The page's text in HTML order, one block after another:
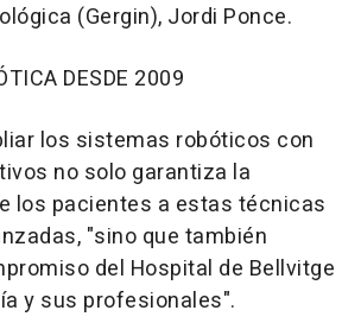
(Gergin), Jordi Ponce.
DESDE 2009
los sistemas robóticos con
no solo garantiza la
los pacientes a estas técnicas
"sino que también
del Hospital de Bellvitge
y sus profesionales".